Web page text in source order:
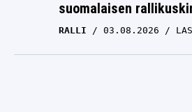
RALLI 03.08.2026